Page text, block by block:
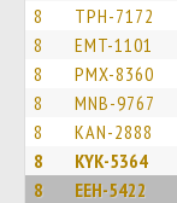
8 TPH-7172
8 EMT-1101
8 PMX-8360
8 MNB-9767
8 KAN-2888
8 KYK-5364
8 EEH-5422